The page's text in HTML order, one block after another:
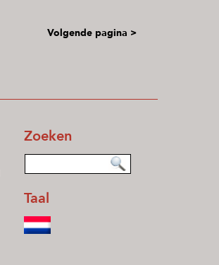
Volgende pagina >
Zoeken
Taal